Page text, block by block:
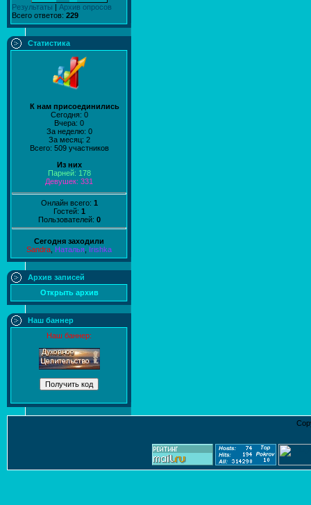
Результаты | Архив опросов
Всего ответов: 229
Статистика
К нам присоединились
Сегодня: 0
Вчера: 0
За неделю: 0
За месяц: 2
Всего: 509 участников
Из них
Парней: 178
Девушек: 331
Онлайн всего: 1
Гостей: 1
Пользователей: 0
Сегодня заходили
Sandra Наталья Irishka
Архив записей
Открыть архив
Наш баннер
Наш баннер: